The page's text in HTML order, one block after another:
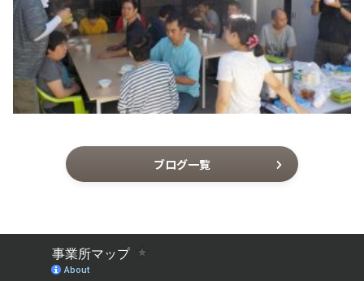
ブログ一覧